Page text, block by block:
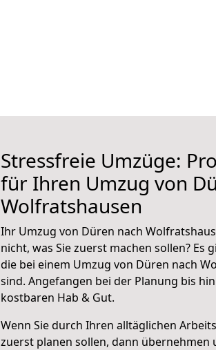
Stressfreie Umzüge:
für Ihren Umzug von
Wolfratshausen
Ihr Umzug von Düren nach
nicht, was Sie zuerst machen sollen? Es
die bei einem Umzug von Düren nach
sind. Angefangen bei der Planung bis
kostbaren Hab & Gut.
Wenn Sie durch Ihren alltäglichen
zuerst planen sollen, dann übernehmen